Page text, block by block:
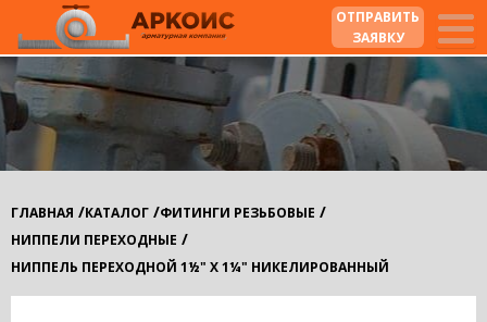
ОТПРАВИТЬ
ЗАЯВКУ
ГЛАВНАЯ /КАТАЛОГ /ФИТИНГИ РЕЗЬБОВЫЕ /
НИППЕЛИ ПЕРЕХОДНЫЕ /
НИППЕЛЬ ПЕРЕХОДНОЙ 1½" X 1¼" НИКЕЛИРОВАННЫЙ